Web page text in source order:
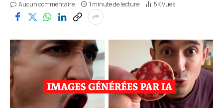
Aucun commentaire
1 minute de lecture 5KVues